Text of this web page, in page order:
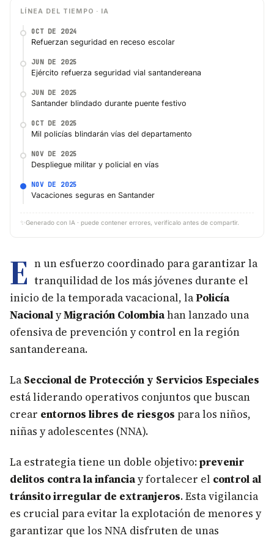
LÍNEA DEL TIEMPO · IA
OCT DE 2024
Refuerzan seguridad en receso escolar
JUN DE 2025
Ejército refuerza seguridad vial santandereana
JUN DE 2025
Santander blindado durante puente festivo
OCT DE 2025
Mil policías blindarán vías del departamento
NOV DE 2025
Despliegue militar y policial en vías
NOV DE 2025
Vacaciones seguras en Santander
✨ Generado con IA · puede contener errores, verifícalo antes de compartir.
E n un esfuerzo coordinado para garantizar la
tranquilidad de los más jóvenes durante el
inicio de la temporada vacacional, laPolicía
NacionalyMigración Colombiahan lanzado una
ofensiva de prevención y control en la región
santandereana.
La Seccional de Protección y Servicios Especiales
está liderando operativos conjuntos que buscan
crear entornos libres de riesgos para los niños,
niñas y adolescentes (NNA).
La estrategia tiene un doble objetivo:prevenir
delitos contra la infanciay fortalecer el control al
tránsito irregular de extranjeros. Esta vigilancia
es crucial para evitar la explotación de menores y
garantizar que los NNA disfruten de unas